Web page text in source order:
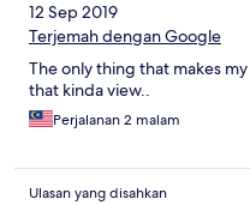
12 Sep 2019
Terjemah dengan Google
The only thing that makes
that kinda view..
Perjalanan 2 malam
Ulasan yang disahkan